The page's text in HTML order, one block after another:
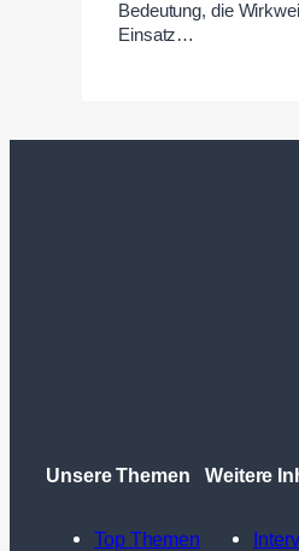
Bedeutung, die
Einsatz…
Unsere Themen
Top Themen
Weitere